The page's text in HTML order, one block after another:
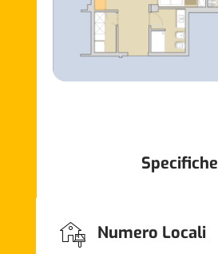
Specifiche
Numero Locali